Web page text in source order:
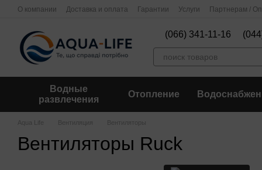
Перейти к основному контенту
О компании Доставка и оплата Гарантии Услуги Партнерам /
(066) 341-11-16
Водные
развлечения
Отопление
Aqua Life Вентиляция Вентиляторы
Вентиляторы Ruck